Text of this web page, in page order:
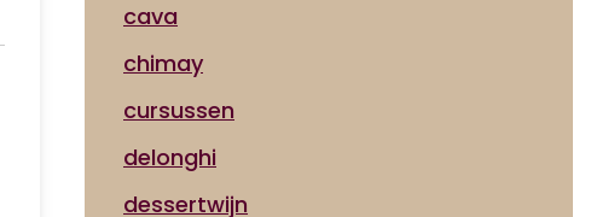
cava
chimay
cursussen
delonghi
dessertwijn